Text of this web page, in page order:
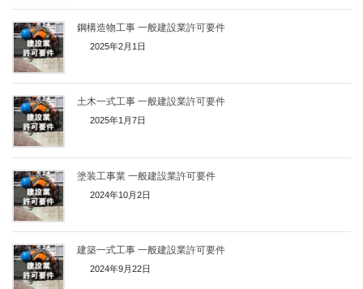
鋼構造物工事 一般建設業許可要件
2025年2月1日
土木一式工事 一般建設業許可要件
2025年1月7日
塗装工事業 一般建設業許可要件
2024年10月2日
建築一式工事 一般建設業許可要件
2024年9月22日